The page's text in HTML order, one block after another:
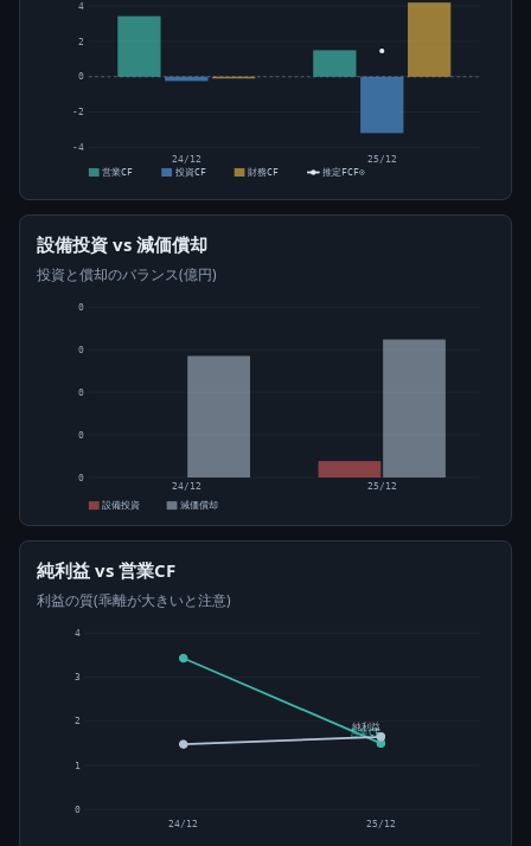
-4
-2
0
2
4
24/12
25/12
営業CF
投資CF 財務CF 推定FCF⊙
設備投資 vs 減価償却
投資と償却のバランス(億円)
0
0
0
0
0
24/12
25/12
設備投資
減価償却
純利益 vs 営業CF
利益の質(乖離が大きいと注意)
0
1
2
3
4
営業CF
純利益
24/12 25/12